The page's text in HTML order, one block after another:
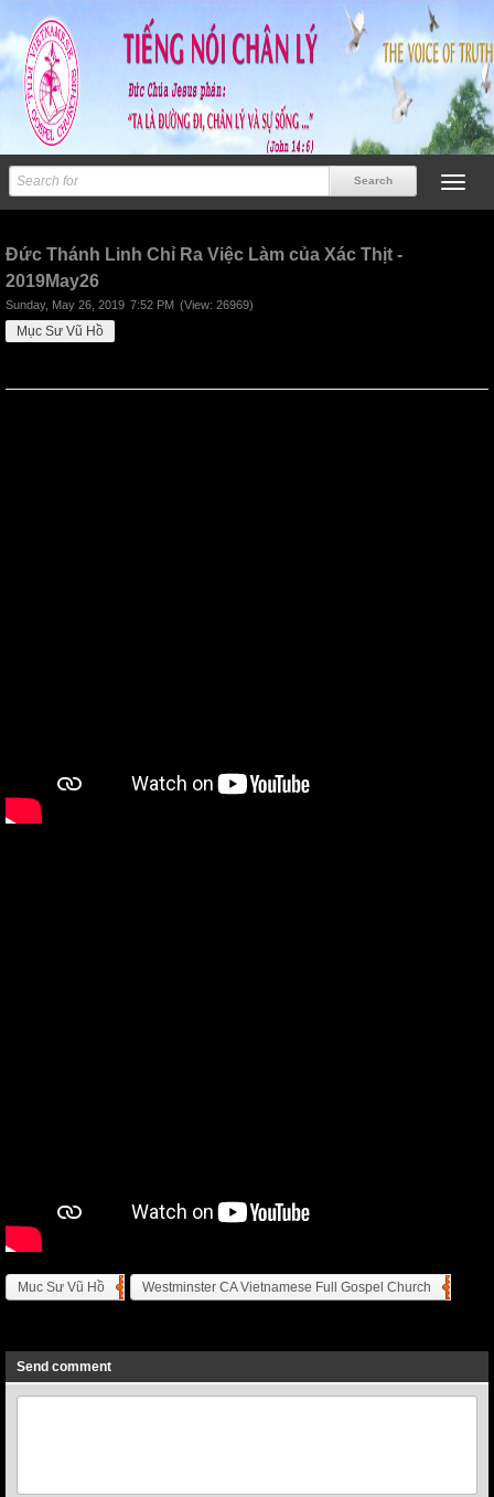
Đức Thánh Linh Chỉ Ra Việc Làm của Xác Thịt -
2019May26
Sunday, May 26, 2019 7:52 PM (View: 26969)
Mục Sư Vũ Hồ
Muc Sư Vũ Hồ Westminster CA Vietnamese Full Gospel Church
Send comment